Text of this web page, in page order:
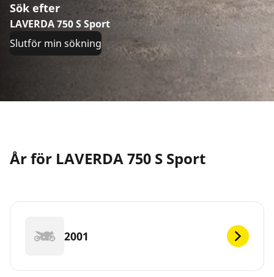
Sök efter
LAVERDA 750 S Sport
Slutför min sökning
År för LAVERDA 750 S Sport
2001